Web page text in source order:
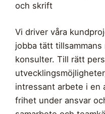
och skrift
Vi driver våra
jobba tätt tillsammans
konsulter. Till rätt
intressant arbete i en
frihet under ansvar